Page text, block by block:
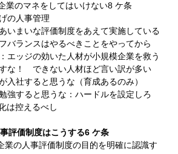
のマネをしてはいけない8 ケ条
人事管理
いな評価制度をあえて実施している
ンスはやるべきことをやってから
ジの効いた人材が小規模企業を救う
できない人材ほど言い訳が多い
すると思うな（育成あるのみ）
ると思うな：ハードルを設定しろ
控えるべし
評価制度はこうする6 ケ条
の人事評価制度の目的を明確に認識す